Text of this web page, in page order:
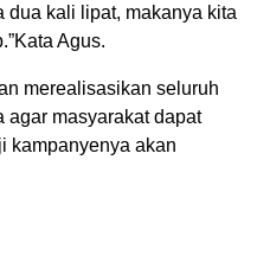
dua kali lipat, makanya kita
Agus.
merealisasikan seluruh
agar masyarakat dapat
kampanyenya akan